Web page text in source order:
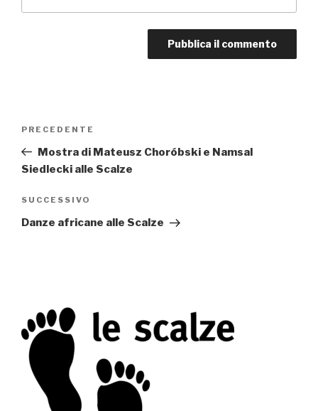
Articolo
precedente:
PRECEDENTE
Mostra di Mateusz Choróbski e Namsal
Siedlecki alle Scalze
Articolo
successivo
SUCCESSIVO
Danze africane alle Scalze